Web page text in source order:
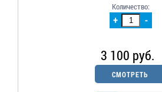
+ -
Количество:
3 100 руб.
СМОТРЕТЬ